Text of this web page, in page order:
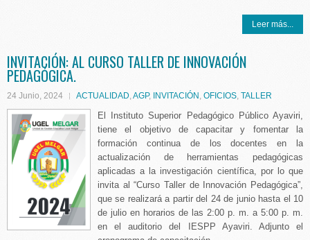
Leer más...
INVITACIÓN: AL CURSO TALLER DE INNOVACIÓN
PEDAGÓGICA.
24 Junio, 2024 ACTUALIDAD,AGP, INVITACIÓN , OFICIOS, TALLER
El Instituto Superior Pedagógico Público Ayaviri,
tiene el objetivo de capacitar y fomentar la
formación continua de los docentes en la
actualización de herramientas pedagógicas
aplicadas a la investigación científica, por lo que
invita al “Curso Taller de Innovación Pedagógica”,
que se realizará a partir del 24 de junio hasta el 10
de julio en horarios de las 2:00 p. m. a 5:00 p. m.
en el auditorio del IESPP Ayaviri. Adjunto el